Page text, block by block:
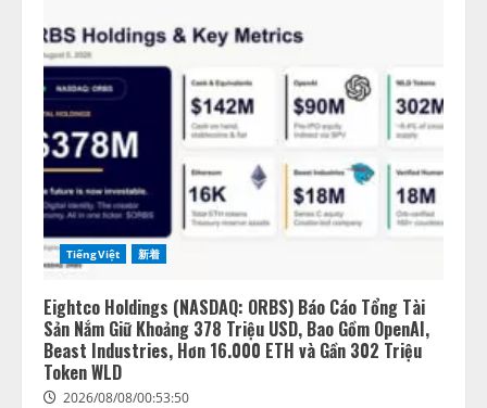
TiếngViệt 新着
Eightco Holdings (NASDAQ: ORBS) Báo Cáo Tổng Tài
Sản Nắm Giữ Khoảng 378 Triệu USD, Bao Gồm OpenAI,
Beast Industries, Hơn 16.000 ETH và Gần 302 Triệu
Token WLD
2026/08/08/00:53:50